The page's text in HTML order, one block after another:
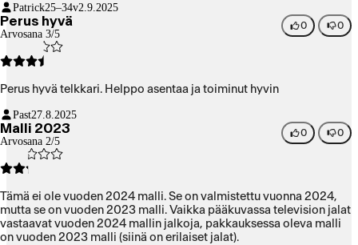
Patrick25–34v2.9.2025
Perus hyvä
Arvosana 3/5
0 0
Perus hyvä telkkari. Helppo asentaa ja toiminut hyvin
Past27.8.2025
Malli 2023
Arvosana 2/5
0 0
Tämä ei ole vuoden 2024 malli. Se on valmistettu vuonna 2024,
mutta se on vuoden 2023 malli. Vaikka pääkuvassa television jalat
vastaavat vuoden 2024 mallin jalkoja, pakkauksessa oleva malli
on vuoden 2023 malli (siinä on erilaiset jalat).